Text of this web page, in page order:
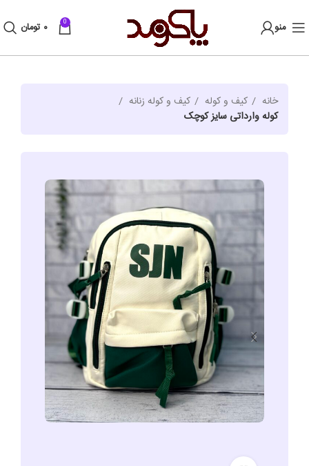
منو 0 ۰ تومان
خانه کیف و کوله
کیف و کوله زنانه
کوله وارداتی سایز کوچک